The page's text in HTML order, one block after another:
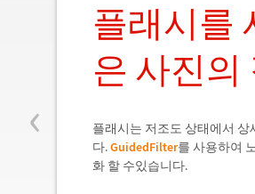
‹
플래시를
은 사진의
플래시는 저조도 상태에서
다.GuidedFilter를 사용하여
화 할 수있습니다.